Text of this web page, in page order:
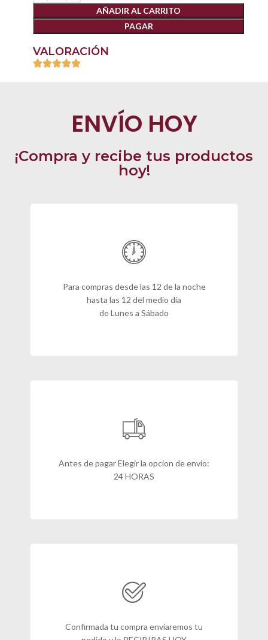
AÑADIR AL CARRITO
PAGAR
VALORACIÓN
ENVÍO HOY
¡Compra y recibe tus productos
hoy!
Para compras desde las 12 de la noche
hasta las 12 del medio día
de Lunes a Sábado
Antes de pagar Elegir la opcion de envio:
24 HORAS
Confirmada tu compra enviaremos tu